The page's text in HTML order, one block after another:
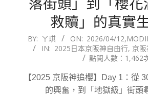
救贖」的真實
2026-
04-
BY: ㄚ琪 ON: 2026/04/12
IN: 2025日本京阪神自由行, 京
點閱人數：1,462
【2025 京阪神追櫻】Day 1：從
的興奮，到「地獄級」街頭